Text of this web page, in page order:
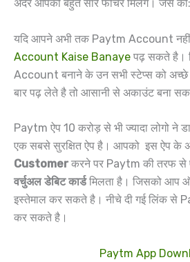
अंदर आपको बहुत सारे फीचर मिलेंगे। जैसे की:
यदि आपने अभी तक Paytm Account नहीं
Account Kaise Banaye पढ़ सकते है।
Account बनाने के उन सभी स्टेप्स को अच्छे
बार पढ़ लेते है तो आसानी से अकाउंट बना
Paytm ऐप 10 करोड़ से भी ज्यादा लोगो ने
एक सबसे सुरक्षित ऐप है। आपको इस ऐप के
Customer करने पर Paytm की तरफ से
वर्चुअल डेबिट कार्डमिलता है। जिसको आप
इस्तेमाल कर सकते है। नीचे दी गई लिंक से
कर सकते है।
Paytm App